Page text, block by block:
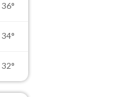
36°
34°
32°